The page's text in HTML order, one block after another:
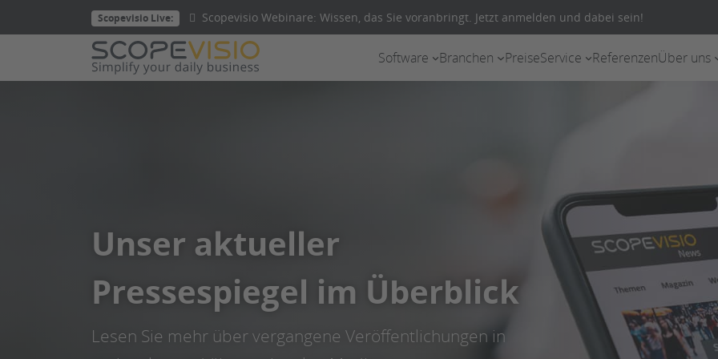
zum
Scopevisio Live: Scopevisio Webinare: Wissen, das Sie voranbringt. Jetzt anmelden und dabei sein!
Software Branchen PreiseService ReferenzenÜber uns
Unser aktueller
Pressespiegel im Überblick
Lesen Sie mehr über vergangene Veröffentlichungen in